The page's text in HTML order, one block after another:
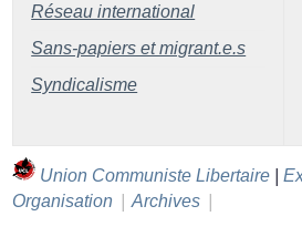
Réseau international
Sans-papiers et migrant.e.s
Syndicalisme
Union Communiste Libertaire |
Organisation
Archives